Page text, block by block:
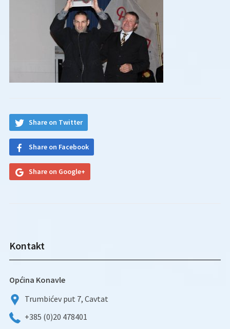
Share on Twitter
Share on Facebook
Share on Google+
Kontakt
Općina Konavle
Trumbićev put 7, Cavtat
+385 (0)20 478401